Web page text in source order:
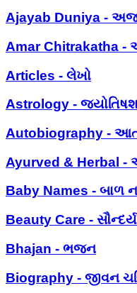
Ajayab Duniya -
Amar Chitrakatha -
Articles - લેખો
Astrology -
Autobiography -
Ayurved & Herbal -
Baby Names - બાળ
Beauty Care -
Bhajan - ભજન
Biography - જીવન